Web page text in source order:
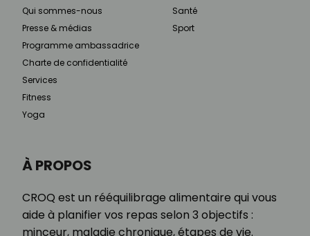
À PROPOS
CROQ est un rééquilibrage alimentaire qui vous
aide à planifier vos repas selon 3 objectifs :
minceur, maladie chronique, étapes de vie.
Qui sommes-nous
Presse & médias
Programme ambassadrice
Charte de confidentialité
Services
Fitness
Yoga
Santé
Sport